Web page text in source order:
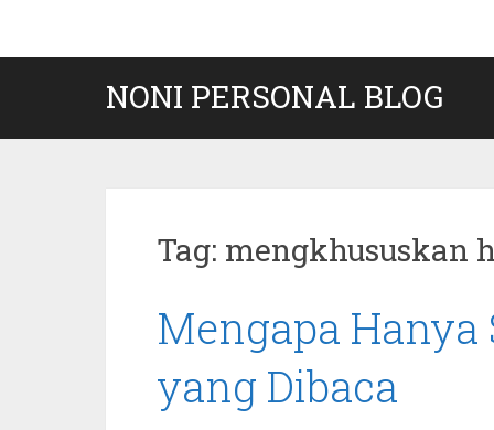
content
NONI PERSONAL BLOG
Tag: mengkhususkan
Mengapa Hanya
yang Dibaca